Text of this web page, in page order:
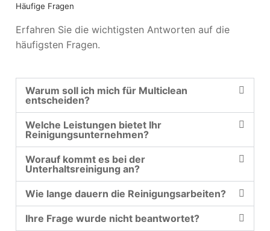
Häufige Fragen
Erfahren Sie die wichtigsten Antworten auf die
häufigsten Fragen.
Warum soll ich mich für Multiclean
entscheiden?
Welche Leistungen bietet Ihr
Reinigungsunternehmen?
Worauf kommt es bei der
Unterhaltsreinigung an?
Wie lange dauern die Reinigungsarbeiten?
Ihre Frage wurde nicht beantwortet?